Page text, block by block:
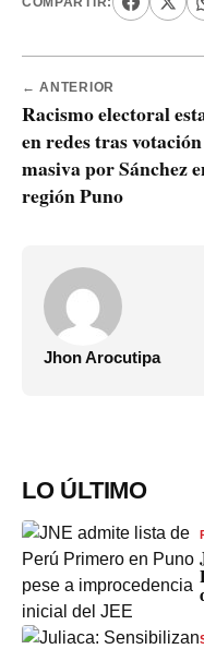
← ANTERIOR
Racismo electoral
en redes tras votación
masiva por Sánchez
región Puno
Jhon Arocutipa
LO ÚLTIMO